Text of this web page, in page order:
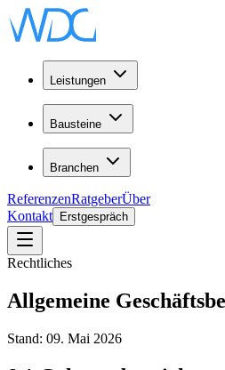
Leistungen
Bausteine
Branchen
ReferenzenRatgeberÜber
Kontakt
Erstgespräch
Rechtliches
Allgemeine
Stand: 09. Mai 2026